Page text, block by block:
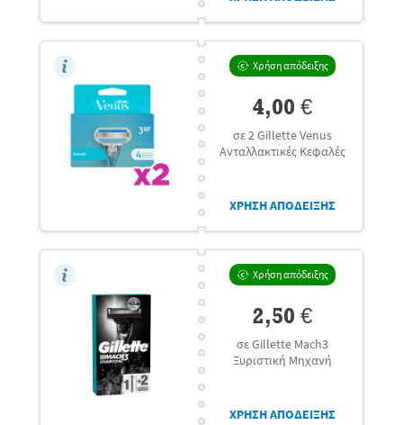
Χρήση απόδειξης
4,00 €
σε 2 Gillette Venus
Ανταλλακτικές Κεφαλές
ΧΡΗΣΗ ΑΠΟΔΕΙΞΗΣ
Χρήση απόδειξης
2,50 €
σε Gillette Mach3
Ξυριστική Μηχανή
ΧΡΗΣΗ ΑΠΟΔΕΙΞΗΣ